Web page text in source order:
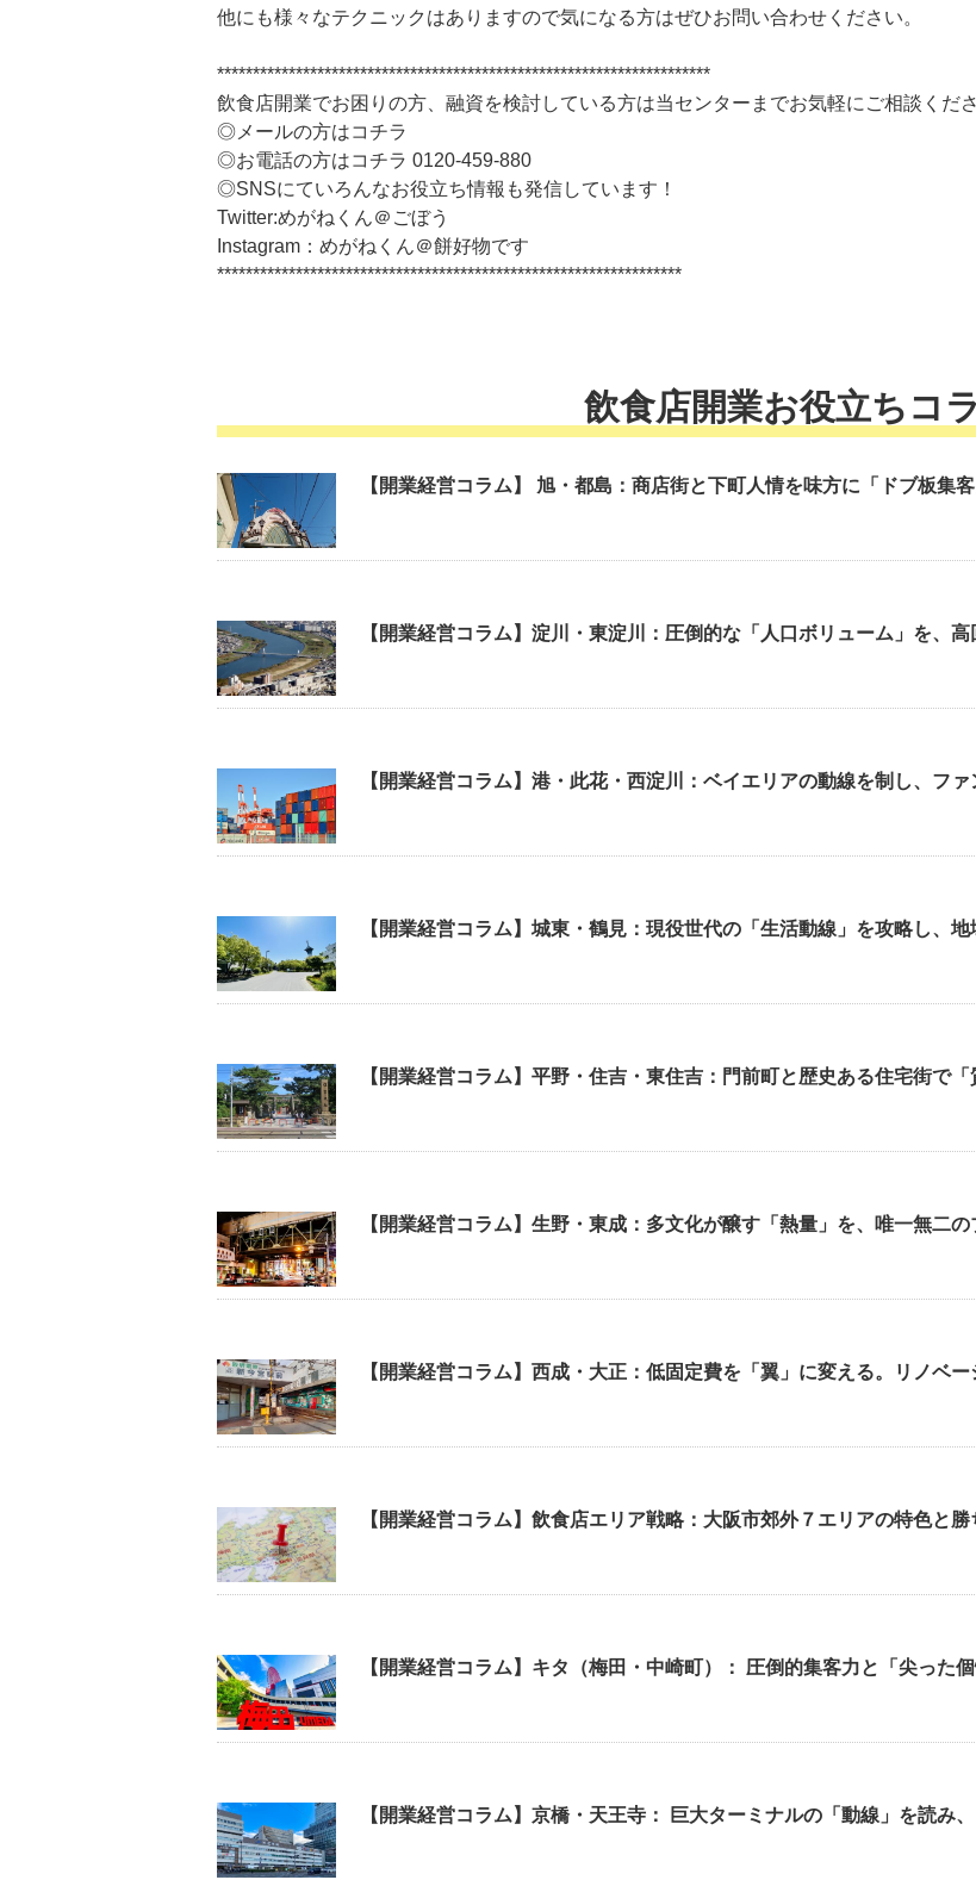
他にも様々なテクニックはありますので気になる方はぜひお問い合わせください。
*********************************************************************
飲食店開業でお困りの方、融資を検討している方は当センターまでお気軽にご相談くださ
◎メールの方はコチラ
◎お電話の方はコチラ 0120-459-880
◎SNSにていろんなお役立ち情報も発信しています！
Twitter:めがねくん＠ごぼう
Instagram：めがねくん＠餅好物です
*****************************************************************
飲食店開業お役立ちコ
【開業経営コラム】 旭・都島：商店街と下町人情を味方に「ドブ板集
【開業経営コラム】淀川・東淀川：圧倒的な「人口ボリューム」を、
【開業経営コラム】港・此花・西淀川：ベイエリアの動線を制し、フ
【開業経営コラム】城東・鶴見：現役世代の「生活動線」を攻略し、
【開業経営コラム】平野・住吉・東住吉：門前町と歴史ある住宅街で
【開業経営コラム】生野・東成：多文化が醸す「熱量」を、唯一無二
【開業経営コラム】西成・大正：低固定費を「翼」に変える。リノベ
【開業経営コラム】飲食店エリア戦略：大阪市郊外７エリアの特色と勝
【開業経営コラム】キタ（梅田・中崎町）： 圧倒的集客力と「尖った個
【開業経営コラム】京橋・天王寺： 巨大ターミナルの「動線」を読み